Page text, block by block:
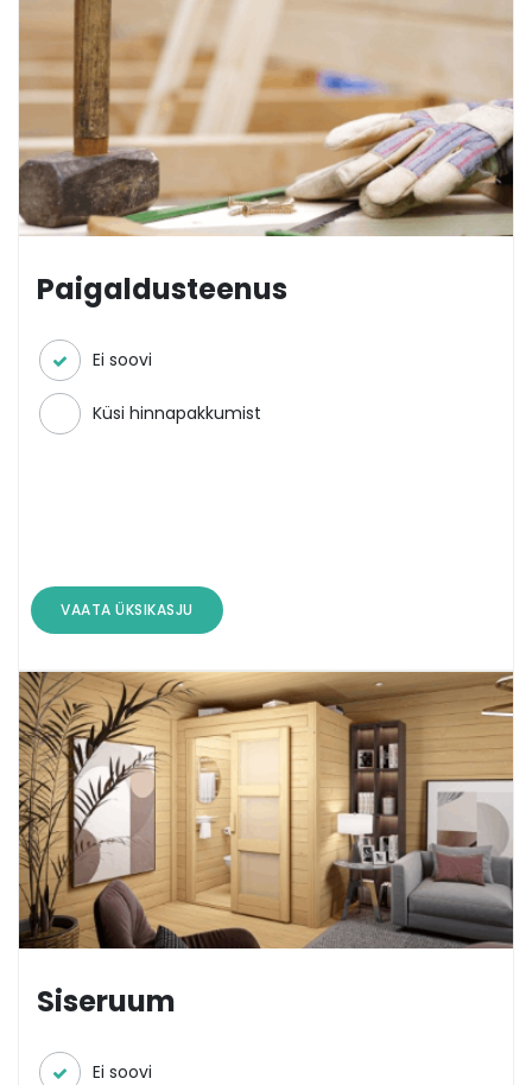
Paigaldusteenus
Ei soovi
Küsi hinnapakkumist
VAATA ÜKSIKASJU
Siseruum
Ei soovi